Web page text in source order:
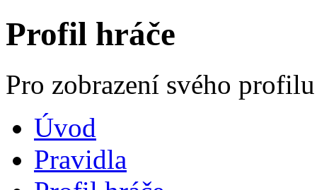
Profil hráče
Pro zobrazení svého
Úvod
Pravidla